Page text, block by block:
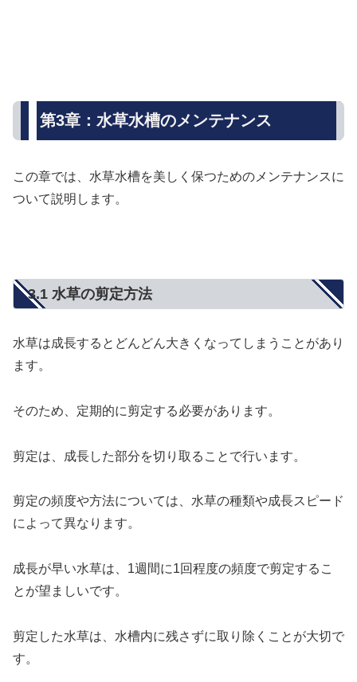
第3章：水草水槽のメンテナンス
この章では、水草水槽を美しく保つためのメンテナンスに
ついて説明します。
3.1 水草の剪定方法
水草は成長するとどんどん大きくなってしまうことがあり
ます。
そのため、定期的に剪定する必要があります。
剪定は、成長した部分を切り取ることで行います。
剪定の頻度や方法については、水草の種類や成長スピード
によって異なります。
成長が早い水草は、1週間に1回程度の頻度で剪定するこ
とが望ましいです。
剪定した水草は、水槽内に残さずに取り除くことが大切で
す。